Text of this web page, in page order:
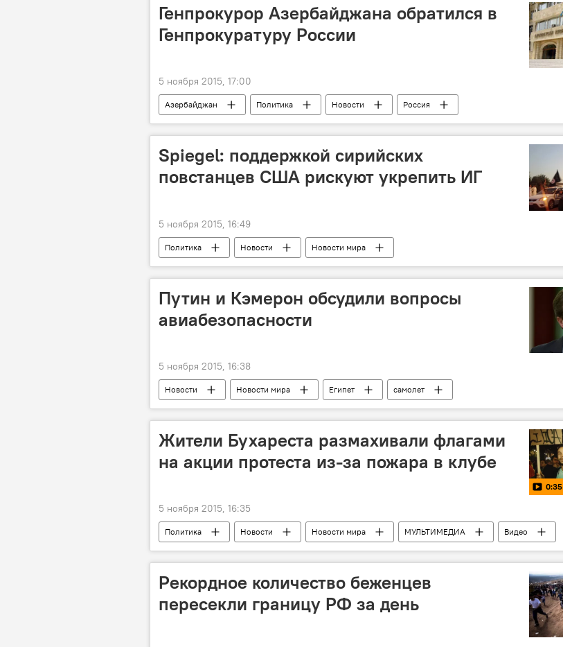
Генпрокурор Азербайджана обратился в
Генпрокуратуру России
5 ноября 2015, 17:00
Азербайджан Политика Новости Россия
Spiegel: поддержкой сирийских
повстанцев США рискуют укрепить ИГ
5 ноября 2015, 16:49
Политика Новости Новости мира
Путин и Кэмерон обсудили вопросы
авиабезопасности
5 ноября 2015, 16:38
Новости Новости мира Египет самолет
Жители Бухареста размахивали флагами
на акции протеста из-за пожара в клубе
0:35
5 ноября 2015, 16:35
Политика Новости Новости мира МУЛЬТИМЕДИА
Видео
ЖИЗНЬ
Рекордное количество беженцев
пересекли границу РФ за день